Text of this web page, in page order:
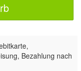
Bezahlung nach